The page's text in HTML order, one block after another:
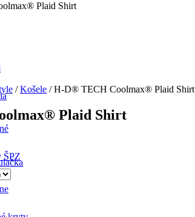
ŠPZ
Plaid Shirt
/Košele / H-D® TECH Coolmax® Plaid Shirt
Plaid Shirt